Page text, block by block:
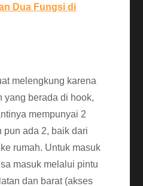
Dua Fungsi di
melengkung karena
yang berada di hook,
mempunyai 2
pun ada 2, baik dari
rumah. Untuk masuk
masuk melalui pintu
dan barat (akses